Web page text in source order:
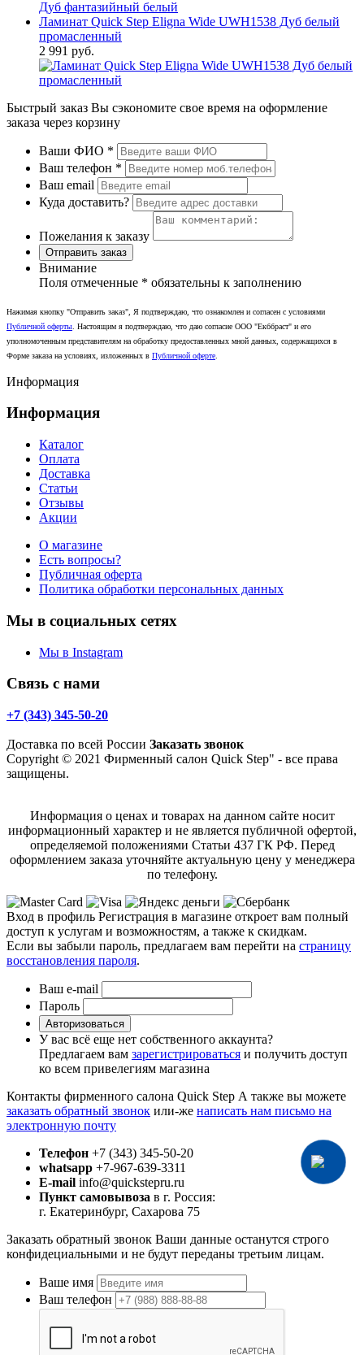
Ламинат Quick Step Eligna Wide UWH1538 Дуб белый
промасленный
2 991 руб.
Быстрый заказ Вы сэкономите свое время на оформление
заказа через корзину
Ваши ФИО *
Ваш телефон *
Ваш email
Куда доставить?
Пожелания к заказу
Отправить заказ
Внимание
Поля отмеченные * обязательны к заполнению
Нажимая кнопку "Отправить заказ", Я подтверждаю, что ознакомлен и согласен с условиями
Публичной оферты . Настоящим я подтверждаю, что даю согласие ООО "Екббраст" и его
уполномоченным представителям на обработку предоставленных мной данных, содержащихся в
Форме заказа на условиях, изложенных в Публичной оферте
Информация
Информация
Каталог
Оплата
Доставка
Статьи
Отзывы
Акции
О магазине
Есть вопросы?
Публичная оферта
Политика обработки персональных данных
Мы в социальных сетях
Мы в Instagram
Связь с нами
+7 (343) 345-50-20
Доставка по всей России Заказать звонок
Copyright © 2021 Фирменный салон Quick Step" - все права
защищены.
Информация о ценах и товарах на данном сайте носит
информационный характер и не является публичной офертой,
определяемой положениями Статьи 437 ГК РФ. Перед
оформлением заказа уточняйте актуальную цену у менеджера
по телефону.
Вход в профиль Регистрация в магазине откроет вам полный
доступ к услугам и возможностям, а также к скидкам.
Если вы забыли пароль, предлагаем вам перейти на страницу
восстановления пароля.
Ваш e-mail
Пароль
Авторизоваться
У вас всё еще нет собственного аккаунта?
Предлагаем вам зарегистрироваться и получить доступ
ко всем привелегиям магазина
Контакты фирменного салона Quick Step А также вы можете
заказать обратный звонок или-же написать нам письмо на
электронную почту
Телефон +7 (343) 345-50-20
whatsapp +7-967-639-3311
E-mail info@quickstepru.ru
Пункт самовывоза в г. Россия:
г. Екатеринбург, Сахарова 75
Заказать обратный звонок Ваши данные останутся строго
конфидециальными и не будут переданы третьим лицам.
Ваше имя
Ваш телефон